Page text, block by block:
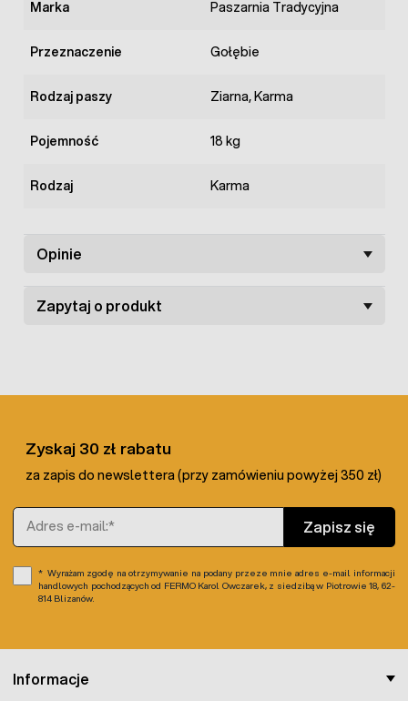
Marka Paszarnia Tradycyjna
Przeznaczenie Gołębie
Rodzaj paszy Ziarna, Karma
Pojemność 18 kg
Rodzaj Karma
Opinie
Zapytaj o produkt
Informacje
Zyskaj 30 zł rabatu
za zapis do newslettera (przy zamówieniu powyżej 350 zł)
Adres e-mail
Zapisz się
Wyrażam zgodę na otrzymywanie na podany przeze mnie adres e-mail informacji
handlowych pochodzących od FERMO Karol Owczarek, z siedzibą w Piotrowie 18, 62-
814 Blizanów.